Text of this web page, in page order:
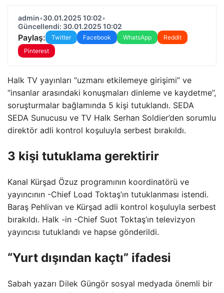
admin•30.01.2025 10:02•
Güncellendi: 30.01.2025 10:02
Paylaş: Twitter Facebook WhatsApp
Reddit
Pinterest
Halk TV yayınları “uzmanı etkilemeye girişimi” ve
“insanlar arasındaki konuşmaları dinleme ve kaydetme”,
soruşturmalar bağlamında 5 kişi tutuklandı. SEDA
SEDA Sunucusu ve TV Halk Serhan Soldier’den sorumlu
direktör adli kontrol koşuluyla serbest bırakıldı.
3 kişi tutuklama gerektirir
Kanal Kürşad Özuz programının koordinatörü ve
yayıncının -Chief Load Toktaş’ın tutuklanması istendi.
Baraş Pehlivan ve Kürşad adli kontrol koşuluyla serbest
bırakıldı. Halk -in -Chief Suot Toktaş’ın televizyon
yayıncısı tutuklandı ve hapse gönderildi.
“Yurt dışından kaçtı” ifadesi
Sabah yazarı Dilek Güngör sosyal medyada önemli bir